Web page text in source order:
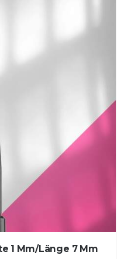
1 Mm/Länge 7 Mm